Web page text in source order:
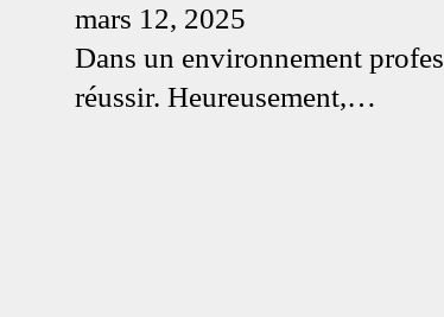
mars 12, 2025
Dans un environnement
réussir. Heureusement,…